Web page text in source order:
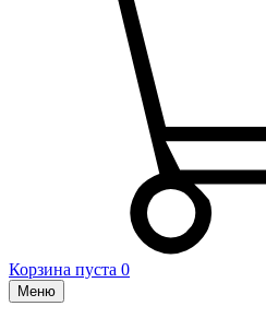
Корзина пуста 0
Меню